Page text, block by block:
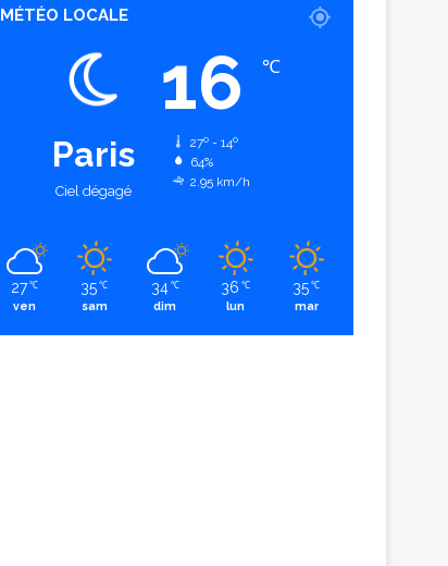
MÉTÉO LOCALE
Paris
Ciel dégagé
16 ℃
27º - 14º
64%
2.95 km/h
27 ℃
ven
35 ℃
sam
34 ℃
dim
36 ℃
lun
35 ℃
mar